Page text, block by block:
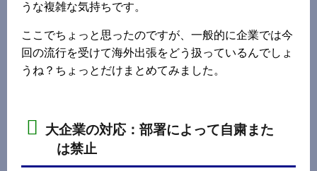
うな複雑な気持ちです。
ここでちょっと思ったのですが、一般的に企業では今
回の流行を受けて海外出張をどう扱っているんでしょ
うね？ちょっとだけまとめてみました。
大企業の対応：部署によって自粛また
は禁止